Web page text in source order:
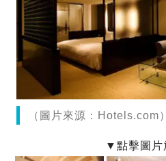
（圖片來源：Hotels.com）